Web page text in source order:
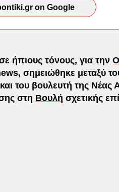
on Google
ήπιους τόνους, για την
σημειώθηκε μεταξύ
του βουλευτή της Νέας
στη Βουλή σχετικής